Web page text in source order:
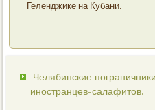
Геленджике на Кубани.
Челябинские
иностранцев-салафитов.